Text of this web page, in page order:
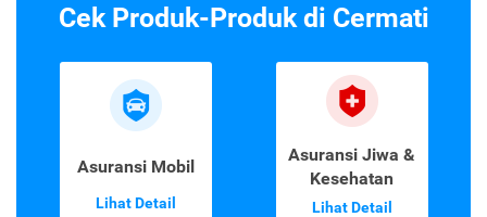
Cek Produk-Produk di Cermati
Asuransi Mobil
Lihat Detail
Asuransi Jiwa &
Kesehatan
Lihat Detail